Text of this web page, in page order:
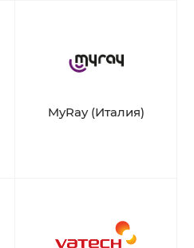
MyRay (Италия)